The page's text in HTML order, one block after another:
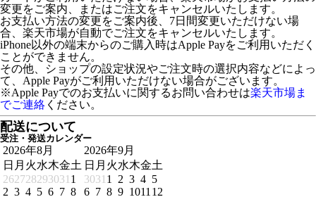
変更をご案内、またはご注文をキャンセルいたします。
お支払い方法の変更をご案内後、7日間変更いただけない場
合、楽天市場が自動でご注文をキャンセルいたします。
iPhone以外の端末からのご購入時はApple Payをご利用いただく
ことができません。
その他、ショップの設定状況やご注文時の選択内容などによっ
て、Apple Payがご利用いただけない場合がございます。
※Apple Payでのお支払いに関するお問い合わせは楽天市場ま
でご連絡 ください。
配送について
受注・発送カレンダー
2026年8月
日 月 火水木金土
262728293031 1
2 3 4 5 6 7 8
2026年9月
日 月 火水木金土
3031 1 2 3 4 5
6 7 8 9 1011 12